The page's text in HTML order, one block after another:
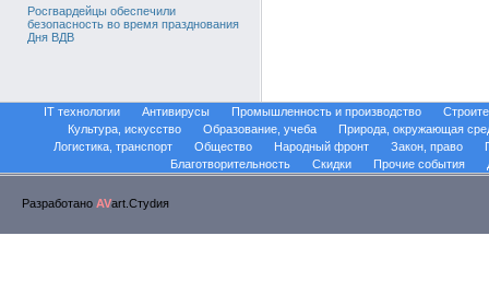
Росгвардейцы обеспечили
безопасность во время празднования
Дня ВДВ
IT технологии Антивирусы Промышленность и производство
Культура, искусство
Образование, учеба
Природа, окружающая
Логистика, транспорт
Общество Народный фронт Закон, право
Благотворительность
Скидки Прочие события
Разработано AVart.Стуdия